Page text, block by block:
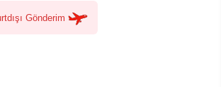
Gönderim